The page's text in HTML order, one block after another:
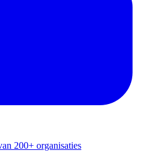
200+ organisaties